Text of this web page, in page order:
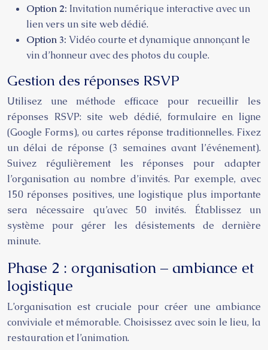
Option 2: Invitation numérique interactive avec un
lien vers un site web dédié.
Option 3: Vidéo courte et dynamique annonçant le
vin d’honneur avec des photos du couple.
Gestion des réponses RSVP
Utilisez une méthode efficace pour recueillir les
réponses RSVP: site web dédié, formulaire en ligne
(Google Forms), ou cartes réponse traditionnelles. Fixez
un délai de réponse (3 semaines avant l’événement).
Suivez régulièrement les réponses pour adapter
l’organisation au nombre d’invités. Par exemple, avec
150 réponses positives, une logistique plus importante
sera nécessaire qu’avec 50 invités. Établissez un
système pour gérer les désistements de dernière
minute.
Phase 2 : organisation – ambiance et
logistique
L’organisation est cruciale pour créer une ambiance
conviviale et mémorable. Choisissez avec soin le lieu, la
restauration et l’animation.